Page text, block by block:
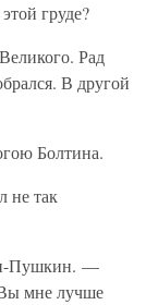
груде?
Рад
В другой
Болтина.
не так
Пушкин. —
мне лучше